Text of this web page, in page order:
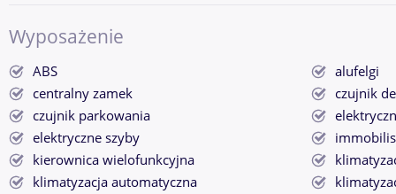
Wyposażenie
ABS
alufelgi
centralny zamek
czujnik
czujnik parkowania
elektryczne szyby
kierownica wielofunkcyjna
klimatyzacja automatyczna